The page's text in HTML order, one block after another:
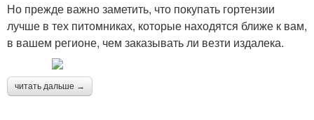
Но прежде важно заметить, что покупать гортензии
лучше в тех питомниках, которые находятся ближе к вам,
в вашем регионе, чем заказывать ли везти издалека.
читать дальше →